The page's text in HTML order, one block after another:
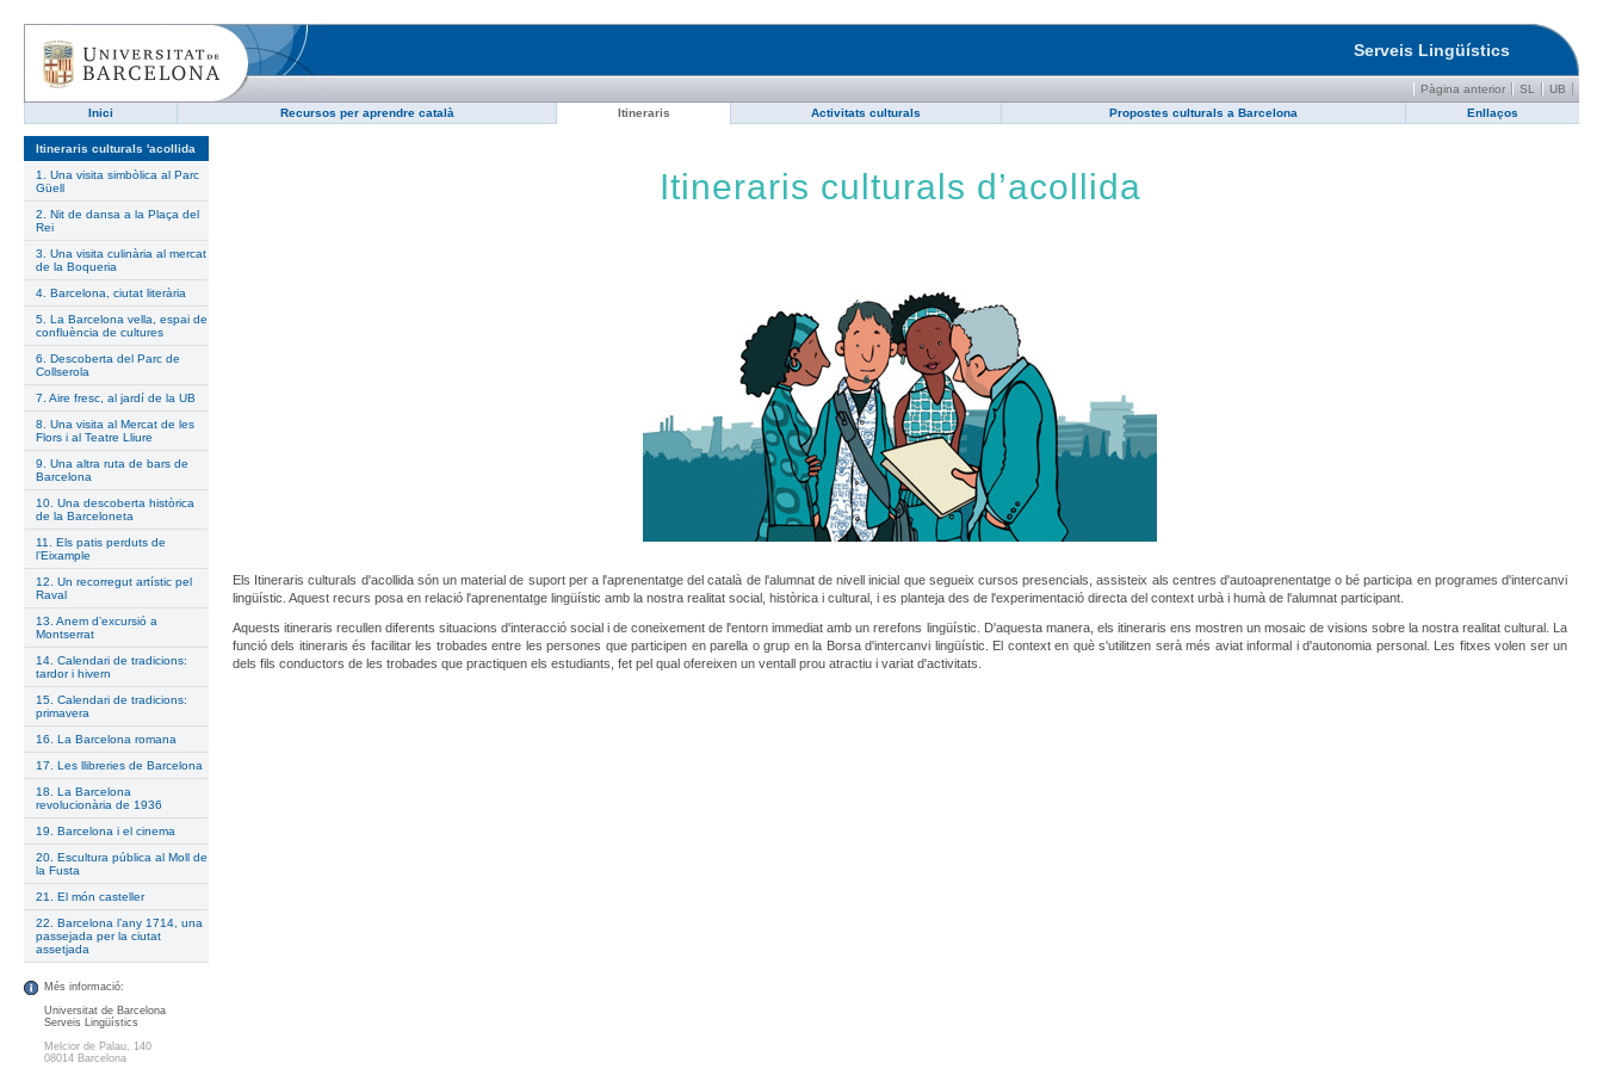
Serveis Lingüístics
Pàgina anterior SL
UB
Inici
Recursos per aprendre català Itineraris Activitats culturals Propostes culturals a Barcelona Enllaços
Itineraris culturals 'acollida
1. Una visita simbòlica al Parc
Güell
2. Nit de dansa a la Plaça del
Rei
3. Una visita culinària al mercat
de la Boqueria
4. Barcelona, ciutat literària
5. La Barcelona vella, espai de
confluència de cultures
6. Descoberta del Parc de
Collserola
7. Aire fresc, al jardí de la UB
8. Una visita al Mercat de les
Flors i al Teatre Lliure
9. Una altra ruta de bars de
Barcelona
10. Una descoberta històrica
de la Barceloneta
11. Els patis perduts de
l’Eixample
12. Un recorregut artístic pel
Raval
13. Anem d’excursió a
Montserrat
14. Calendari de tradicions:
tardor i hivern
15. Calendari de tradicions:
primavera
16. La Barcelona romana
17. Les llibreries de Barcelona
18. La Barcelona
revolucionària de 1936
19. Barcelona i el cinema
20. Escultura pública al Moll de
la Fusta
21. El món casteller
22. Barcelona l’any 1714, una
passejada per la ciutat
assetjada
Més informació:
Universitat de Barcelona
Serveis Lingüístics
Melcior de Palau, 140
08014 Barcelona
Itineraris culturals d’acollida
Els Itineraris culturals d'acollida són un material de suport per a l'aprenentatge del català de l'alumnat de nivell inicial que segueix cursos presencials, assisteix als centres d'autoaprenentatge o bé participa en programes d'intercanvi
lingüístic. Aquest recurs posa en relació l'aprenentatge lingüístic amb la nostra realitat social, històrica i cultural, i es planteja des de l'experimentació directa del context urbà i humà de l'alumnat participant.
Aquests itineraris recullen diferents situacions d'interacció social i de coneixement de l'entorn immediat amb un rerefons lingüístic. D'aquesta manera, els itineraris ens mostren un mosaic de visions sobre la nostra realitat cultural. La
funció dels itineraris és facilitar les trobades entre les persones que participen en parella o grup en la Borsa d'intercanvi lingüístic. El context en què s'utilitzen serà més aviat informal i d'autonomia personal. Les fitxes volen ser un
dels fils conductors de les trobades que practiquen els estudiants, fet pel qual ofereixen un ventall prou atractiu i variat d'activitats.